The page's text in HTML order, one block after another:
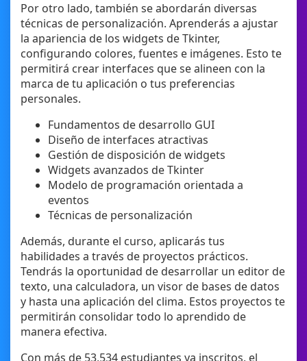
Por otro lado, también se abordarán diversas
técnicas de personalización. Aprenderás a ajustar
la apariencia de los widgets de Tkinter,
configurando colores, fuentes e imágenes. Esto te
permitirá crear interfaces que se alineen con la
marca de tu aplicación o tus preferencias
personales.
Fundamentos de desarrollo GUI
Diseño de interfaces atractivas
Gestión de disposición de widgets
Widgets avanzados de Tkinter
Modelo de programación orientada a
eventos
Técnicas de personalización
Además, durante el curso, aplicarás tus
habilidades a través de proyectos prácticos.
Tendrás la oportunidad de desarrollar un editor de
texto, una calculadora, un visor de bases de datos
y hasta una aplicación del clima. Estos proyectos te
permitirán consolidar todo lo aprendido de
manera efectiva.
Con más de 53,534 estudiantes ya inscritos, el